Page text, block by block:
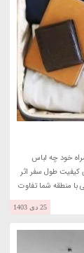
خود چه لباس
کیفیت طول سفر اثر
با منطقه شما تفاوت
25 دی 1403